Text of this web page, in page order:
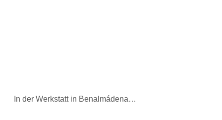
In der Werkstatt in Benalmádena…